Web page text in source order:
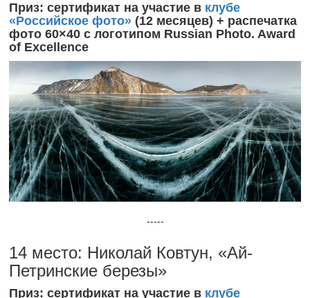
Приз: сертификат на участие в клубе
«Российское фото» (12 месяцев) + распечатка
фото 60×40 с логотипом Russian Photo. Award
of Excellence
-----
14 место: Николай Ковтун, «Ай-
Петринские березы»
Приз: сертификат на участие в клубе